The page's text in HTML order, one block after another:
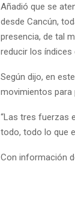
Añadió que se
desde Cancún,
presencia, de tal
reducir los índices
Según dijo, en
movimientos para
“Las tres fuerzas
todo, todo lo que
Con información